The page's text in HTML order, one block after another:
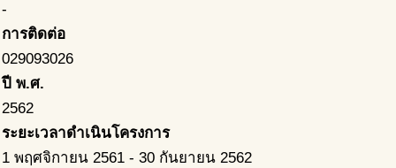
-
การติดต่อ
029093026
ปี พ.ศ.
2562
ระยะเวลาดำเนินโครงการ
1 พฤศจิกายน 2561 - 30 กันยายน 2562